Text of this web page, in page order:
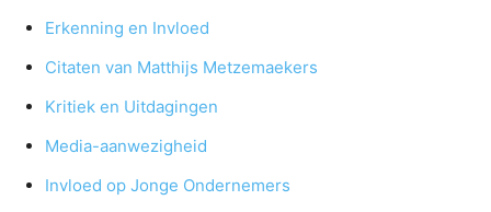
Erkenning en Invloed
Citaten van Matthijs Metzemaekers
Kritiek en Uitdagingen
Media-aanwezigheid
Invloed op Jonge Ondernemers